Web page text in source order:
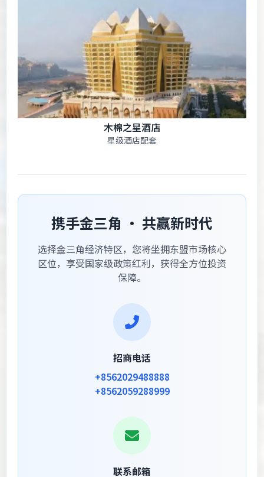
木棉之星酒店
星级酒店配套
携手金三角 · 共赢新时代
选择金三角经济特区，您将坐拥东盟市场核心
区位，享受国家级政策红利，获得全方位投资
保障。
招商电话
+8562029488888
+8562059288999
联系邮箱